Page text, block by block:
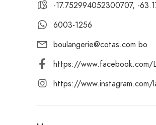
cappuccino, iced tea,
buena comida y el café! Te
-17.752994052300707, -
6003-1256
boulangerie@cotas.com.bo
https://www.facebook.com/
https://www.instagram.com/